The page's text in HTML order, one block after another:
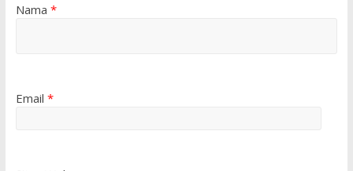
Nama *
Email *